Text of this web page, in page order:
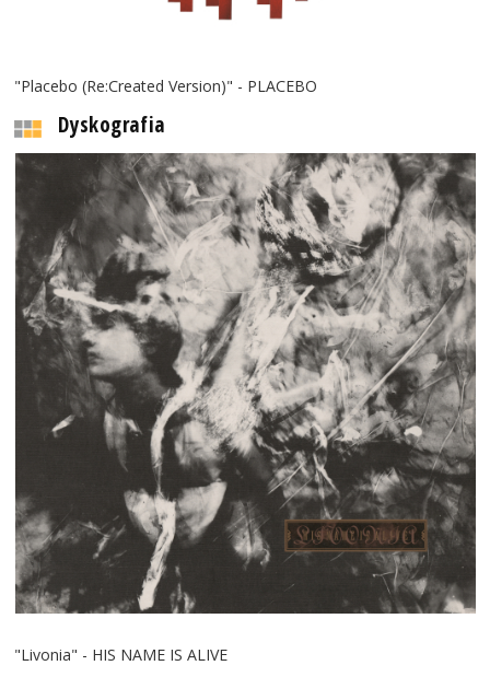
"Placebo (Re:Created Version)" - PLACEBO
Dyskografia
"Livonia" - HIS NAME IS ALIVE